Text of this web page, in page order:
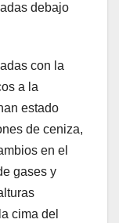
debajo
con la
a la
estado
de ceniza,
en el
gases y
cima del